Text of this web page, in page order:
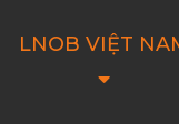
LNOB VIỆT